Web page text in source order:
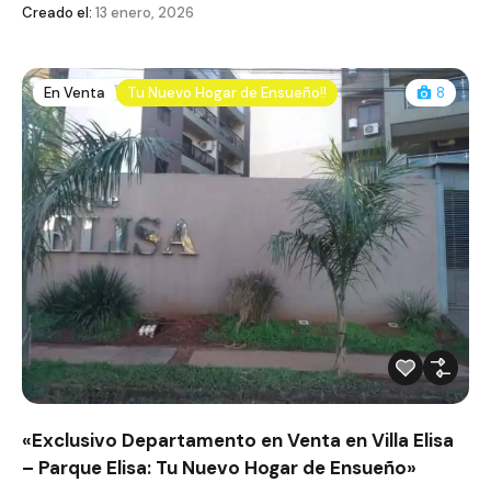
Creado el: 13 enero, 2026
En Venta Tu Nuevo Hogar de Ensueño!! 8
«Exclusivo Departamento en Venta en Villa Elisa
– Parque Elisa: Tu Nuevo Hogar de Ensueño»